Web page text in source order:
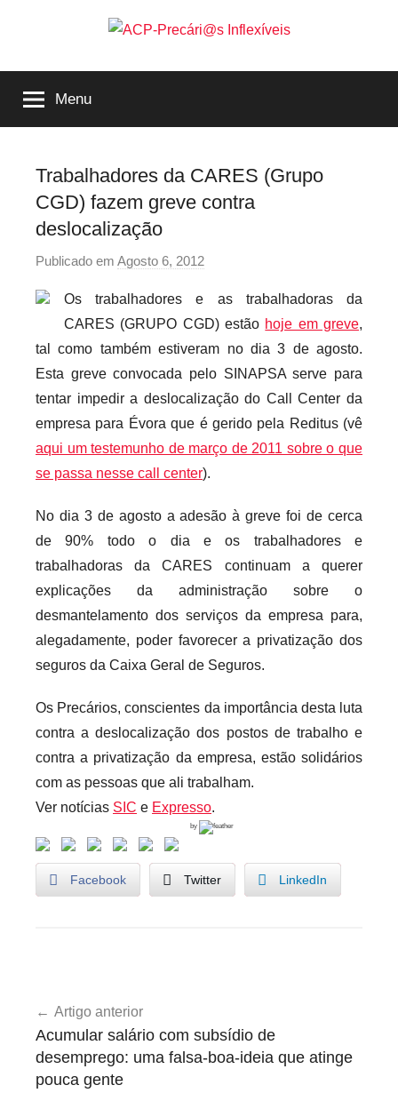
ACP-
Precári@s
Inflexíveis
Menu
Trabalhadores da CARES (Grupo
CGD) fazem greve contra
deslocalização
Publicado em Agosto 6, 2012
p
r
e
c
a
r
i
s
i
n
f
v
Os trabalhadores e as trabalhadoras da
CARES (GRUPO CGD) estão hoje em greve,
tal como também estiveram no dia 3 de agosto.
Esta greve convocada pelo SINAPSA serve para
tentar impedir a deslocalização do Call Center da
empresa para Évora que é gerido pela Reditus (vê
aqui um testemunho de março de 2011 sobre o que
se passa nesse call center).
No dia 3 de agosto a adesão à greve foi de cerca
de 90% todo o dia e os trabalhadores e
trabalhadoras da CARES continuam a querer
explicações da administração sobre o
desmantelamento dos serviços da empresa para,
alegadamente, poder favorecer a privatização dos
seguros da Caixa Geral de Seguros.
Os Precários, conscientes da importância desta luta
contra a deslocalização dos postos de trabalho e
contra a privatização da empresa, estão solidários
com as pessoas que ali trabalham.
Ver notícias SIC e Expresso.
by
Facebook Twitter LinkedIn
e
de
artigos
Artigo anterior
Acumular salário com subsídio de
desemprego: uma falsa-boa-ideia que atinge
pouca gente